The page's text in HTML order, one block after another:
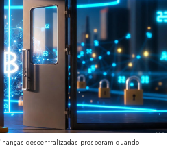
descentralizadas prosperam quando